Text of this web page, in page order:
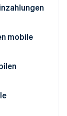
für die
mobile